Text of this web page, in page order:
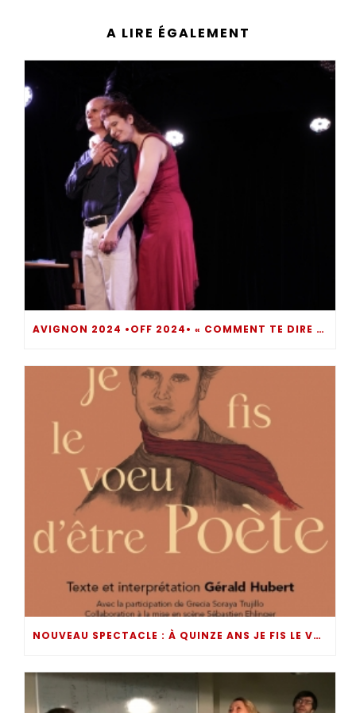
A LIRE ÉGALEMENT
AVIGNON 2024 •OFF 2024• « COMMENT TE DIRE ? » UN MOMENT DE THÉÂTRE INTROSPECTIF BOULEVERSANT… DIRE POUR NE PAS SOMBRER !
NOUVEAU SPECTACLE : À QUINZE ANS JE FIS LE VOEU D’ÊTRE POÈTE